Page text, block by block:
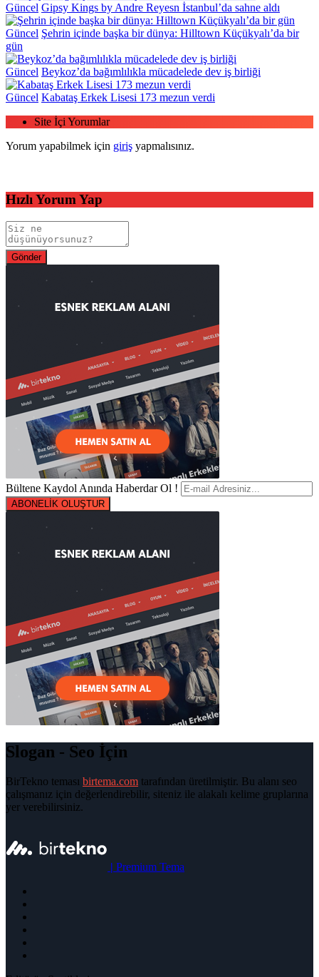
Güncel Gipsy Kings by Andre Reyesn İstanbul’da sahne aldı
Güncel Şehrin içinde başka bir dünya: Hilltown Küçükyalı’da bir
gün
Güncel Beykoz’da bağımlılıkla mücadelede dev iş birliği
Güncel Kabataş Erkek Lisesi 173 mezun verdi
Site İçi Yorumlar
Yorum yapabilmek için giriş yapmalısınız.
Hızlı Yorum Yap
Bültene Kaydol Anında Haberdar Ol !
ABONELİK OLUŞTUR
Slogan - Seo İçin
BirTekno teması birtema.com tarafından üretilmiştir. Bu alanı seo
çalışmanız için değerlendirebilir, siteniz ile alakalı kelime gruplarına
yer verebilirsiniz.
| Premium Tema